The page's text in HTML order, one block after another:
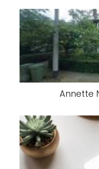
Annette